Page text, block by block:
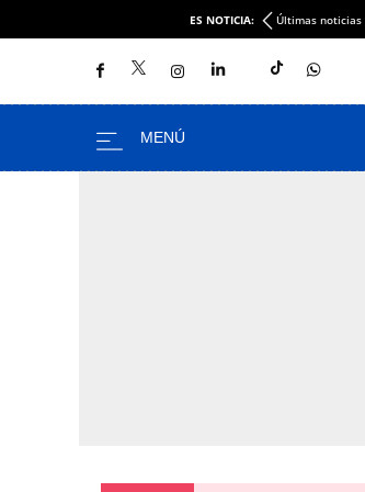
ES NOTICIA: Últimas noticias